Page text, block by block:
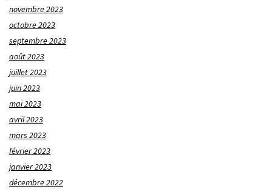
novembre 2023
octobre 2023
septembre 2023
août 2023
juillet 2023
juin 2023
mai 2023
avril 2023
mars 2023
février 2023
janvier 2023
décembre 2022